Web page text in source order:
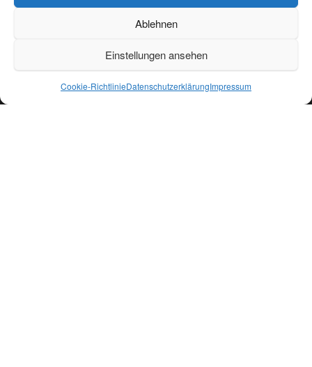
Ablehnen
Einstellungen ansehen
Cookie-RichtlinieDatenschutzerklärungImpressum
WordPress.org
Stolz präsentiert vonWordPress|Theme:Head Blog